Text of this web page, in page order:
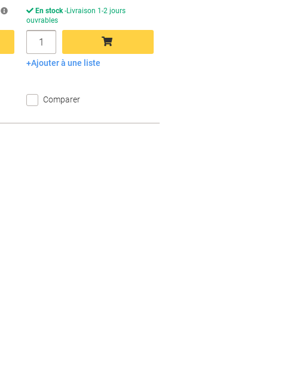
En stock Livraison 1-2 jours
ouvrables
Quantité
Ajouter au panier
Ajouter à une liste
Comparer